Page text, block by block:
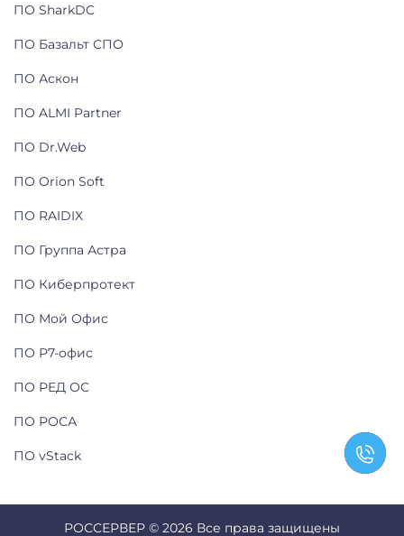
ПО SharkDC
ПО Базальт СПО
ПО Аскон
ПО ALMI Partner
ПО Dr.Web
ПО Orion Soft
ПО RAIDIX
ПО Группа Астра
ПО Киберпротект
ПО Мой Офис
ПО Р7-офис
ПО РЕД ОС
ПО РОСА
ПО vStack
РОССЕРВЕР © 2026 Все права защищены